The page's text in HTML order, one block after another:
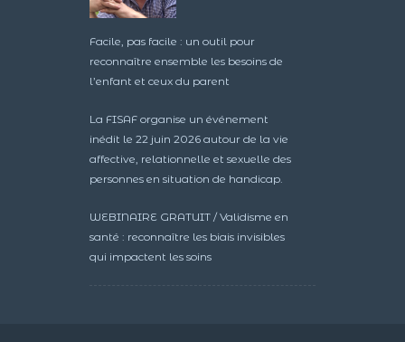
Facile, pas facile : un outil pour
reconnaître ensemble les besoins de
l’enfant et ceux du parent
La FISAF organise un événement
inédit le 22 juin 2026 autour de la vie
affective, relationnelle et sexuelle des
personnes en situation de handicap.
WEBINAIRE GRATUIT / Validisme en
santé : reconnaître les biais invisibles
qui impactent les soins